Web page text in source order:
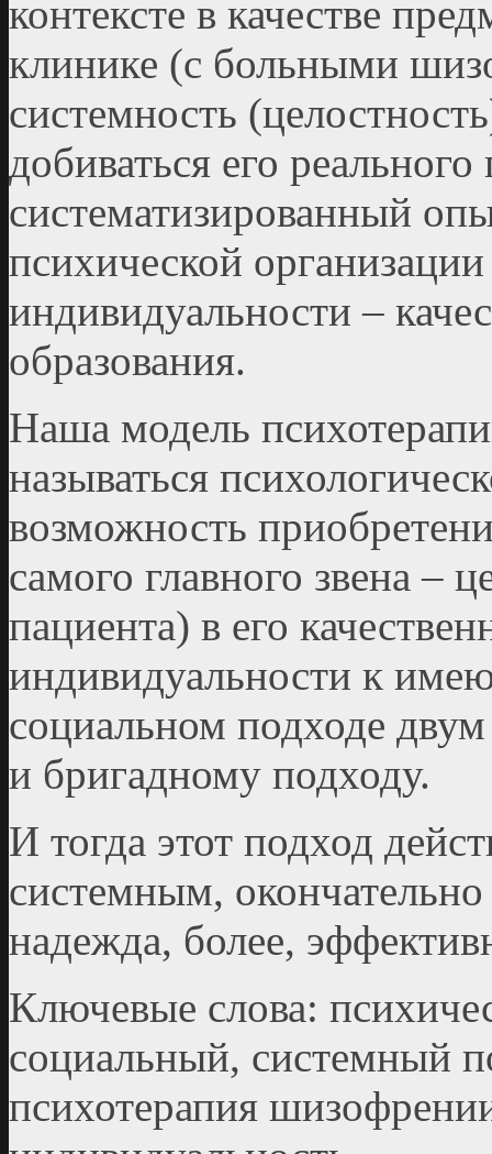
контексте в качестве
клинике (с больными
системность
добиваться его
систематизированный
психической
индивидуальности –
образования.
Наша модель
называться
возможность
самого главного звена –
пациента) в его
индивидуальности к
социальном подходе
и бригадному подходу.
И тогда этот подход
системным,
надежда, более,
Ключевые слова:
социальный, системный
психотерапия